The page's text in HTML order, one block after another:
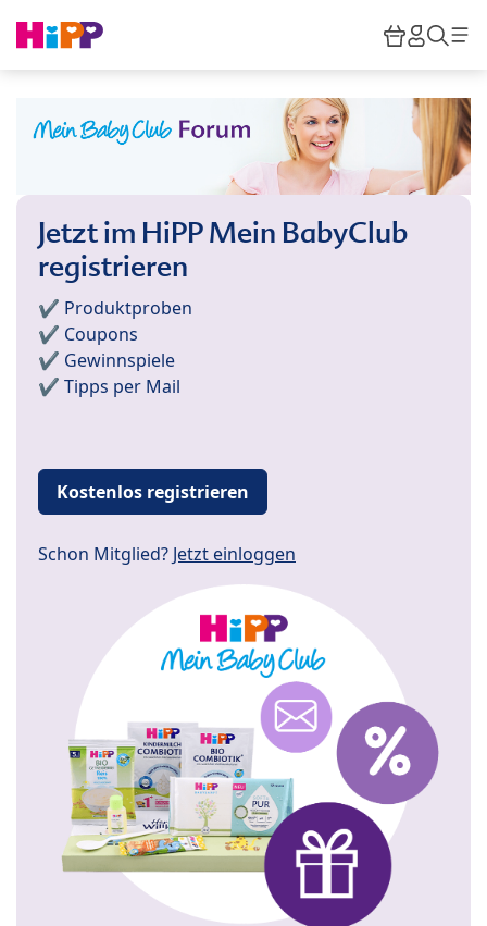
HiPP
Jetzt im HiPP Mein BabyClub
registrieren
✔️ Produktproben
✔️ Coupons
✔️ Gewinnspiele
✔️ Tipps per Mail
Kostenlos registrieren
Schon Mitglied? Jetzt einloggen